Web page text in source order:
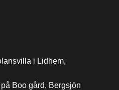
i Lidhem,
Boo gård, Bergsjön